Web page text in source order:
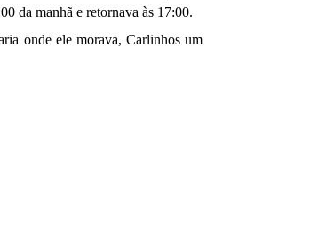
da manhã e retornava às 17:00.
onde ele morava, Carlinhos um